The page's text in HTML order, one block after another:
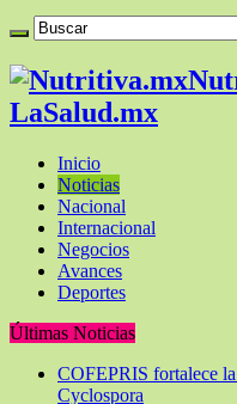
LaSalud.mx
Inicio
Noticias
Nacional
Internacional
Negocios
Avances
Deportes
Últimas Noticias
COFEPRIS fortalece
Cyclospora